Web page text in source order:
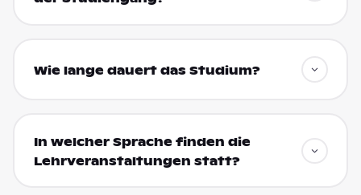
Wie lange dauert das Studium?
In welcher Sprache finden die
Lehrveranstaltungen statt?